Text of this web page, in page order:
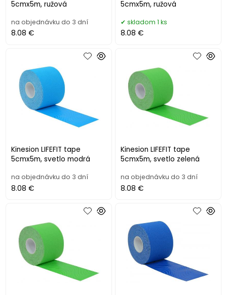
5cmx5m, ružová
na objednávku do 3 dní
8.08 €
5cmx5m, ružová
skladom 1 ks
8.08 €
Kinesion LIFEFIT tape
5cmx5m, svetlo modrá
na objednávku do 3 dní
8.08 €
Kinesion LIFEFIT tape
5cmx5m, svetlo zelená
na objednávku do 3 dní
8.08 €